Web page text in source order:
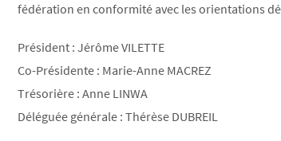
fédération en conformité avec les orientations
Président : Jérôme VILETTE
Co-Présidente : Marie-Anne MACREZ
Trésorière : Anne LINWA
Déléguée générale : Thérèse DUBREIL